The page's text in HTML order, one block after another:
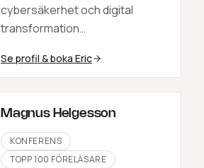
cybersäkerhet och digital
transformation…
Se profil & boka Eric
Magnus Helgesson
KONFERENS
TOPP 100 FÖRELÄSARE